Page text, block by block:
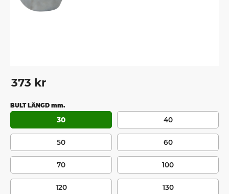
373 kr
BULT LÄNGD mm.
30 40
50 60
70 100
120 130